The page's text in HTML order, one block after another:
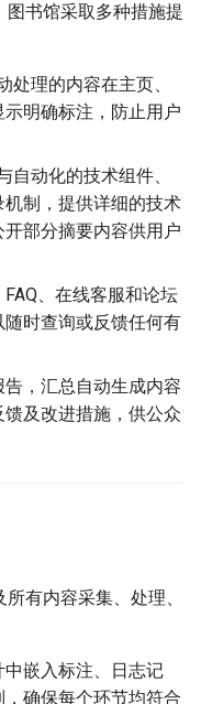
书馆采取多种措施提
处理的内容在主页、
明确标注，防止用户
自动化的技术组件、
制，提供详细的技术
部分摘要内容供用户
、在线客服和论坛
时查询或反馈任何有
告，汇总自动生成内容
及改进措施，供公众
有内容采集、处理、
嵌入标注、日志记
确保每个环节均符合